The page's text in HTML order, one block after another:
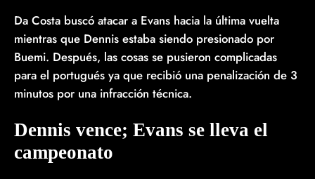
Da Costa buscó atacar a Evans hacia la última vuelta
mientras que Dennis estaba siendo presionado por
Buemi. Después, las cosas se pusieron complicadas
para el portugués ya que recibió una penalización de 3
minutos por una infracción técnica.
Dennis vence; Evans se lleva el
campeonato